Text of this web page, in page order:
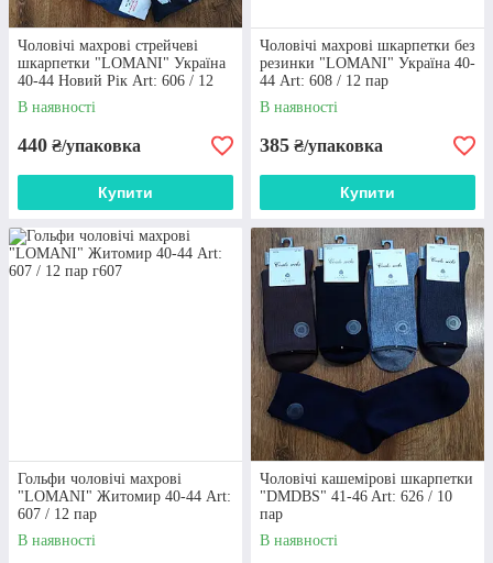
Чоловічі махрові стрейчеві
шкарпетки "LOMANI" Україна
40-44 Новий Рік Art: 606 / 12
пар
В наявності
440 ₴/упаковка
Купити
Чоловічі махрові шкарпетки без
резинки "LOMANI" Україна 40-
44 Art: 608 / 12 пар
В наявності
385 ₴/упаковка
Купити
Гольфи чоловічі махрові
"LOMANI" Житомир 40-44 Art:
607 / 12 пар
В наявності
Чоловічі кашемірові шкарпетки
"DMDBS" 41-46 Art: 626 / 10
пар
В наявності